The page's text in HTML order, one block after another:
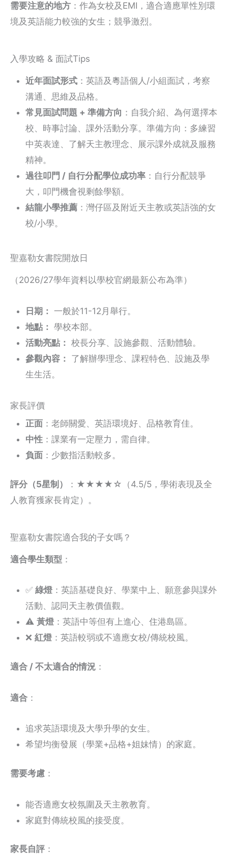
需要注意的地方 ：作為女校及EMI，適合適應單性別環
境及英語能力較強的女生；競爭激烈。
入學攻略 & 面試Tips
近年面試形式 ：英語及粵語個人/小組面試，考察
溝通、思維及品格。
常見面試問題 + 準備方向 ：自我介紹、為何選擇本
校、時事討論、課外活動分享。準備方向：多練習
中英表達、了解天主教理念、展示課外成就及服務
精神。
過往叩門 / 自行分配學位成功率 ：自行分配競爭
大，叩門機會視剩餘學額。
結龍小學推薦 ：灣仔區及附近天主教或英語強的女
校/小學。
聖嘉勒女書院開放日
（2026/27學年資料以學校官網最新公布為準）
日期： 一般於11-12月舉行。
地點： 學校本部。
活動亮點： 校長分享、設施參觀、活動體驗。
參觀內容：
了解辦學理念、課程特色、設施及學
生生活。
家長評價
正面 ：老師關愛、英語環境好、品格教育佳。
中性 ：課業有一定壓力，需自律。
負面 ：少數指活動較多。
評分（5星制）
：★★★★☆（4.5/5，學術表現及全
人教育獲家長肯定）。
聖嘉勒女書院適合我的子女嗎？
適合學生類型 ：
✅ 綠燈 ：英語基礎良好、學業中上、願意參與課外
活動、認同天主教價值觀。
⚠️ 黃燈 ：英語中等但有上進心、住港島區。
❌ 紅燈 ：英語較弱或不適應女校/傳統校風。
適合 / 不太適合的情況 ：
適合 ：
追求英語環境及大學升學的女生。
希望均衡發展（學業+品格+姐妹情）的家庭。
需要考慮 ：
能否適應女校氛圍及天主教教育。
家庭對傳統校風的接受度。
家長自評 ：